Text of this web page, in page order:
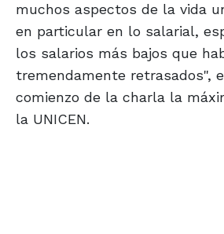
muchos aspectos de la vida
en particular en lo salarial,
los salarios más bajos que
tremendamente retrasados",
comienzo de la charla la
la UNICEN.